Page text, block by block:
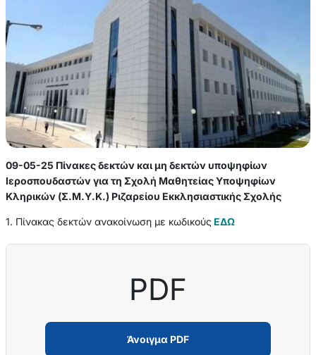
09-05-25 Πίνακες δεκτών και μη δεκτών υποψηφίων
Ιεροσπουδαστών για τη Σχολή Μαθητείας Υποψηφίων
Κληρικών (Σ.Μ.Υ.Κ.) Ριζαρείου Εκκλησιαστικής Σχολής
1. Πίνακας δεκτών ανακοίνωση με κωδικούς ΕΔΩ
PDF
Άνοιγμα PDF